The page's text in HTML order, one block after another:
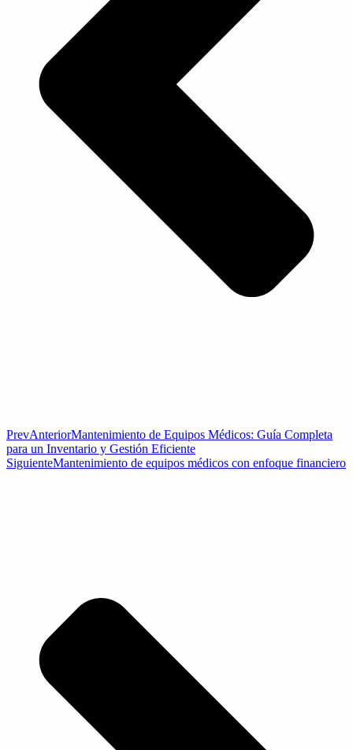
PrevAnteriorMantenimiento de Equipos Médicos: Guía Completa
para un Inventario y Gestión Eficiente
SiguienteMantenimiento de equipos médicos con enfoque financiero